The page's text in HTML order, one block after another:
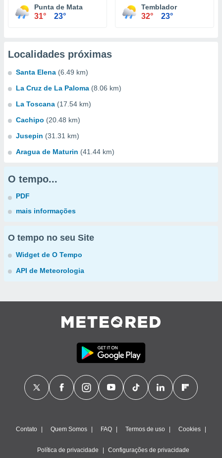
Punta de Mata
31° 23°
Temblador
32° 23°
Localidades próximas
Santa Elena (6.49 km)
La Cruz de La Paloma (8.06 km)
La Toscana (17.54 km)
Cachipo (20.48 km)
Jusepin (31.31 km)
Aragua de Maturin (41.44 km)
O tempo...
PDF
mais informações
O tempo no seu Site
Widget de O Tempo
API de Meteorologia
Contato Quem Somos FAQ Termos de uso Cookies
Política de privacidade Configurações de privacidade